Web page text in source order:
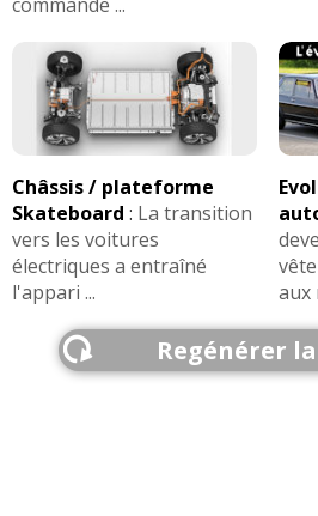
Châssis / plateforme
Skateboard : La transition
vers les voitures
électriques a entraîné
l'appari ...
aux
Regénérer